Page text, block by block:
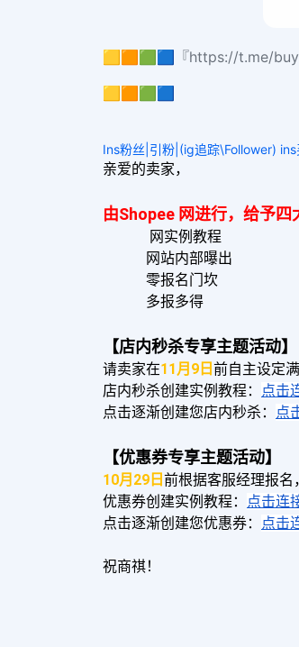
🟨🟧🟩🟦『https://t.me/
🟨🟧🟩🟦
Ins粉丝|引粉|(ig追踪\Follower)
亲爱的卖家，
由Shopee 网进行，给予四
网实例教程
网站内部曝出
零报名门坎
多报多得
【店内秒杀专享主题活动】
请卖家在11月9日 前自主设定
店内秒杀创建实例教程：
点击
点击逐渐创建您店内秒杀：
点
【优惠券专享主题活动】
10月29日 前根据客服经理报名
优惠券创建实例教程：
点击连
点击逐渐创建您优惠券：
点击
祝商祺！